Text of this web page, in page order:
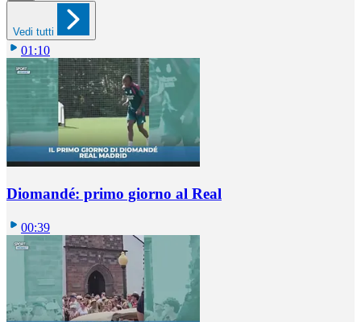
Vedi tutti
01:10
Diomandé: primo giorno al Real
00:39